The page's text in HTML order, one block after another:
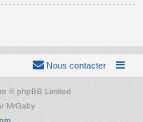
Nous contacter
© phpBB Limited
MrGaby